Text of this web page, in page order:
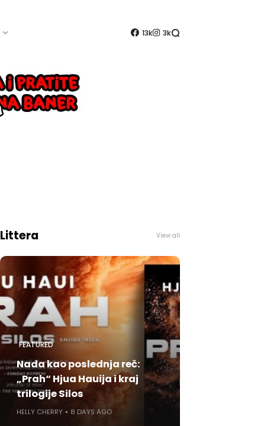
13k 3k
Littera View all
FEATURED
Nada kao poslednja reč:
„Prah“ Hjua Hauija i kraj
trilogije Silos
HELLY CHERRY 8 DAYS AGO